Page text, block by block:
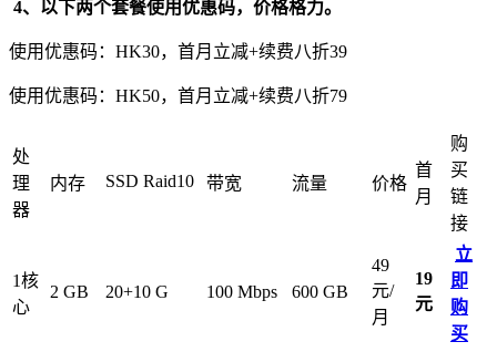
4、以下两个套餐使用优惠码，价格格力。
使用优惠码：HK30，首月立减+续费八折39
使用优惠码：HK50，首月立减+续费八折79
处
理
器
内存 SSD Raid10 带宽 流量 价格
首
月
购
买
链
接
1核
心
2 GB 20+10 G 100 Mbps 600 GB
49
元/
月
19
元
立
即
购
买